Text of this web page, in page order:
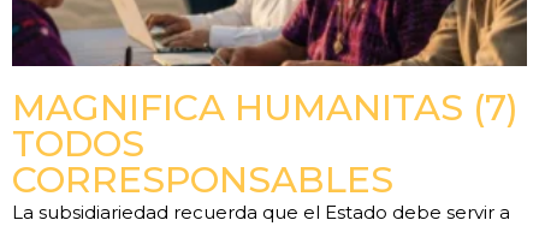
MAGNIFICA HUMANITAS (7)
TODOS
CORRESPONSABLES
La subsidiariedad recuerda que el Estado debe servir a